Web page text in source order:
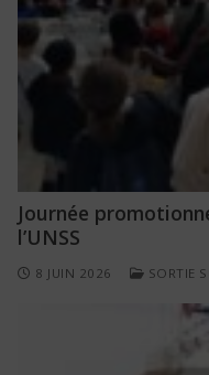
Journée
l’UNSS
8 JUIN 2026 SORTIE